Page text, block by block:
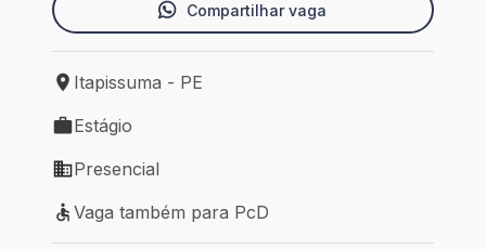
Compartilhar vaga
Local de trabalho: Itapissuma - PE
Itapissuma - PE
Tipo de vaga: Estágio
Estágio
Modelo de trabalho: Presencial
Presencial
Vaga também para PcD
Vaga também para PcD